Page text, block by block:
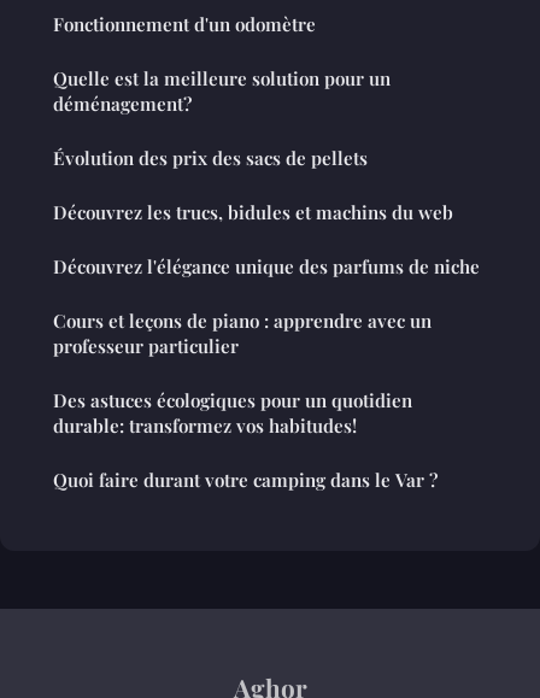
Fonctionnement d'un odomètre
Quelle est la meilleure solution pour un
déménagement?
Évolution des prix des sacs de pellets
Découvrez les trucs, bidules et machins du web
Découvrez l'élégance unique des parfums de niche
Cours et leçons de piano : apprendre avec un
professeur particulier
Des astuces écologiques pour un quotidien
durable: transformez vos habitudes!
Quoi faire durant votre camping dans le Var ?
Aghor